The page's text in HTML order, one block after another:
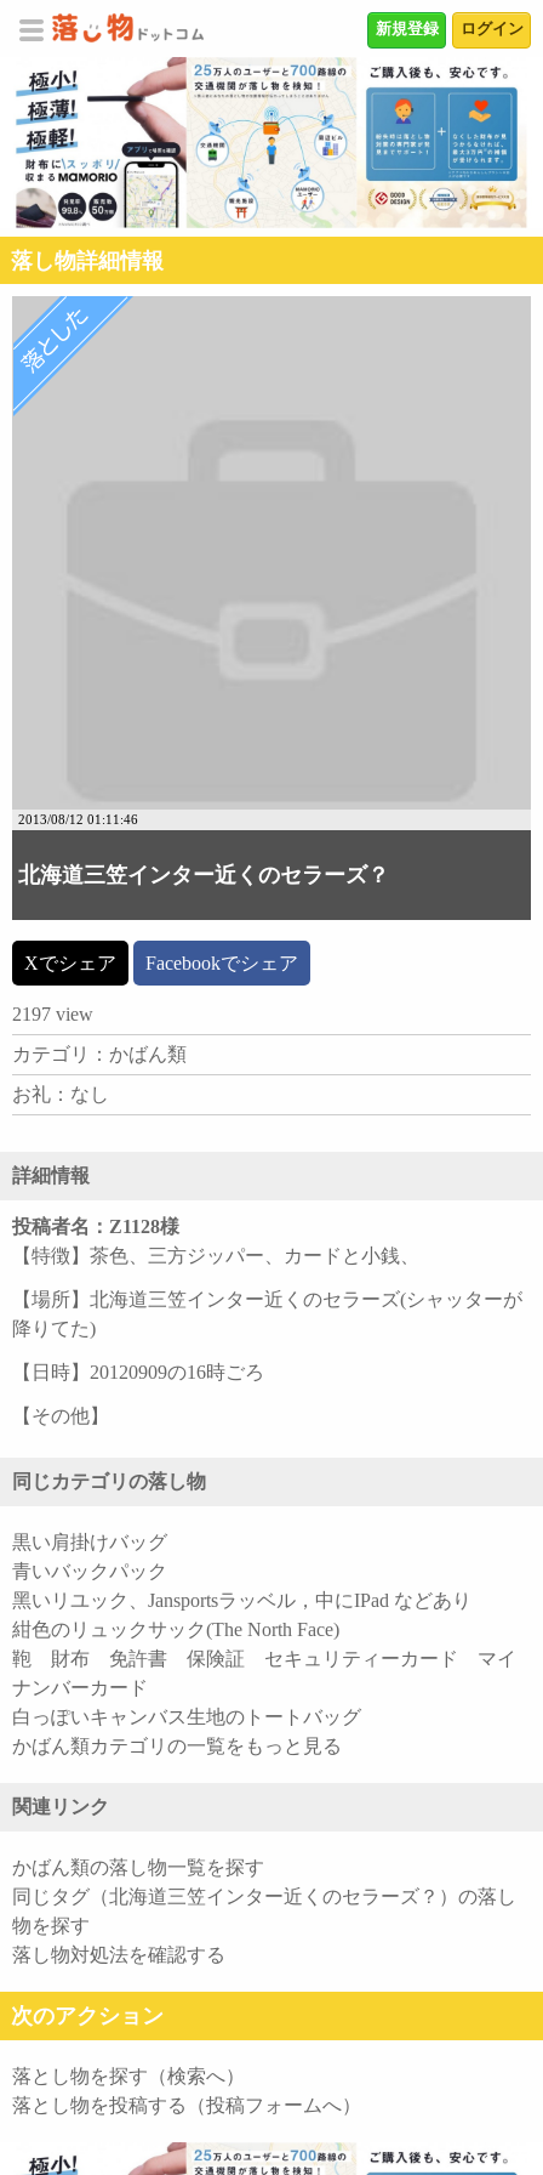
ログイン
新規登録
落し物詳細情報
2013/08/12 01:11:46
北海道三笠インター近くのセラーズ？
Xでシェア Facebookでシェア
2197 view
カテゴリ：かばん類
お礼：なし
詳細情報
投稿者名：Z1128様
【特徴】茶色、三方ジッパー、カードと小銭、
【場所】北海道三笠インター近くのセラーズ(シャッターが
降りてた)
【日時】20120909の16時ごろ
【その他】
同じカテゴリの落し物
黒い肩掛けバッグ
青いバックパック
黑いリユック、Jansportsラッベル，中にIPad などあり
紺色のリュックサック(The North Face)
鞄 財布 免許書 保険証 セキュリティーカード マイ
ナンバーカード
白っぽいキャンバス生地のトートバッグ
かばん類カテゴリの一覧をもっと見る
関連リンク
かばん類の落し物一覧を探す
同じタグ（北海道三笠インター近くのセラーズ？）の落し
物を探す
落し物対処法を確認する
次のアクション
落とし物を探す（検索へ）
落とし物を投稿する（投稿フォームへ）